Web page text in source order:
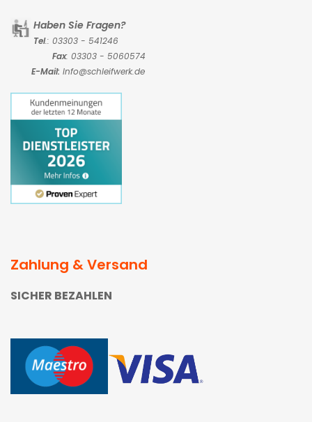
Haben Sie Fragen?
Tel.: 03303 - 541246
Fax: 03303 - 5060574
E-Mail: Info@schleifwerk.de
Zahlung & Versand
SICHER BEZAHLEN